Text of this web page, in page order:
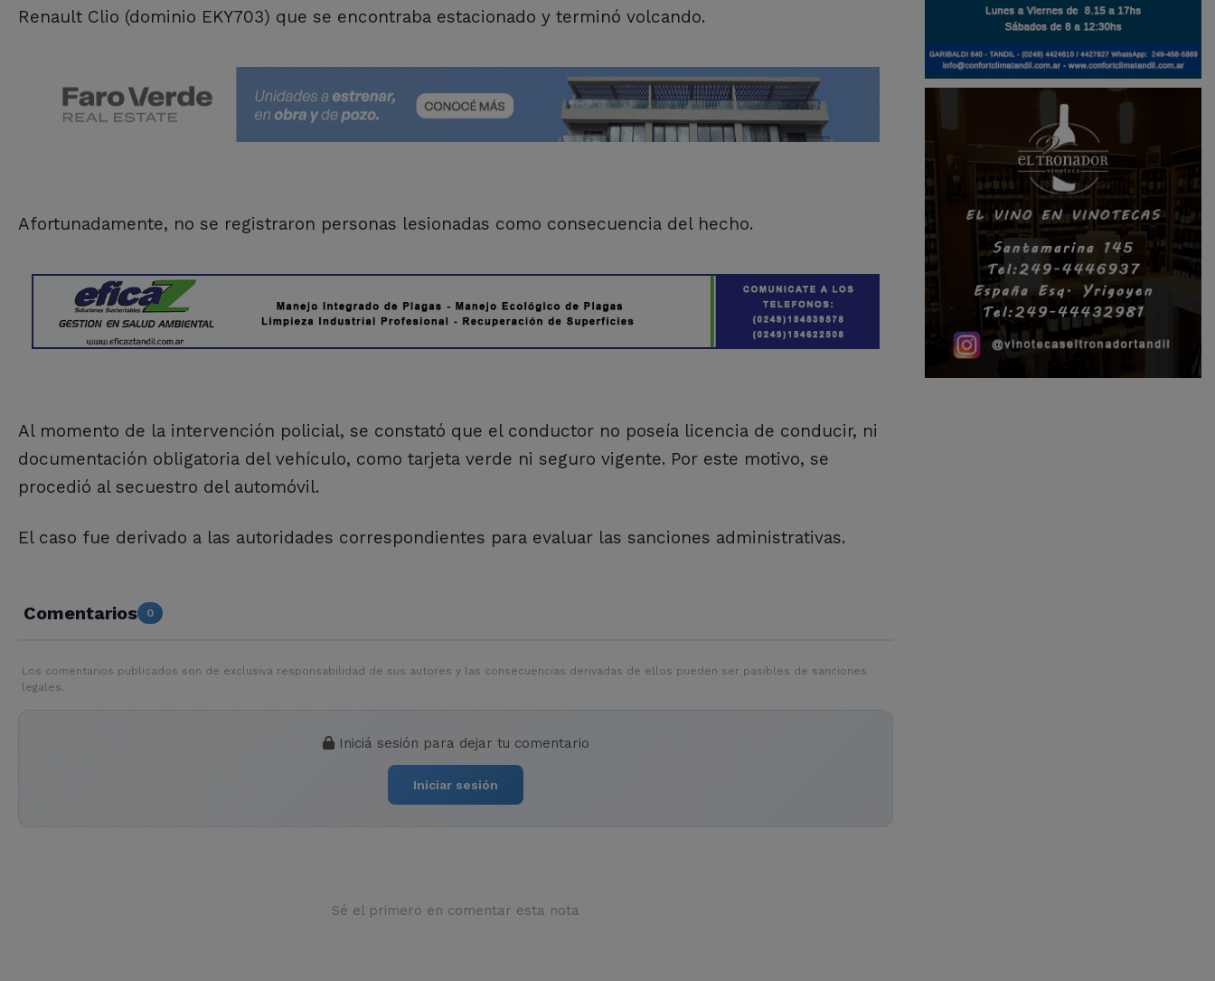
Renault Clio (dominio EKY703) que se encontraba estacionado y terminó volcando.
Afortunadamente, no se registraron personas lesionadas como consecuencia del hecho.
Al momento de la intervención policial, se constató que el conductor no poseía licencia de conducir, ni
documentación obligatoria del vehículo, como tarjeta verde ni seguro vigente. Por este motivo, se
procedió al secuestro del automóvil.
El caso fue derivado a las autoridades correspondientes para evaluar las sanciones administrativas.
Comentarios 0
Los comentarios publicados son de exclusiva responsabilidad de sus autores y las consecuencias derivadas de ellos pueden ser pasibles de sanciones
legales.
Iniciá sesión para dejar tu comentario
Iniciar sesión
Sé el primero en comentar esta nota